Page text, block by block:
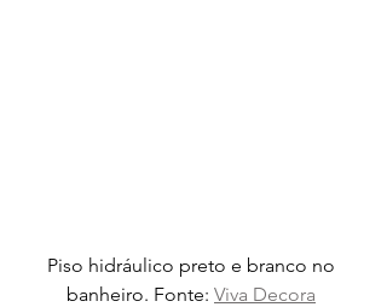
Piso hidráulico preto e branco no
banheiro. Fonte: Viva Decora